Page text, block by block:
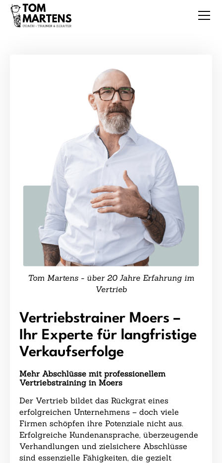
Vertriebstrainer Moers –
Ihr Experte für langfristige
Verkaufserfolge
Mehr Abschlüsse mit professionellem
Vertriebstraining in Moers
Der Vertrieb bildet das Rückgrat eines
erfolgreichen Unternehmens – doch viele
Firmen schöpfen ihre Potenziale nicht aus.
Erfolgreiche Kundenansprache, überzeugende
Verhandlungen und zielsichere Abschlüsse
sind essenzielle Fähigkeiten, die gezielt
Tom Martens - über 20 Jahre Erfahrung im
Vertrieb